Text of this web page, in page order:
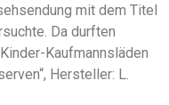
mit dem Titel
Da durften
Kaufmannsläden
Hersteller: L.